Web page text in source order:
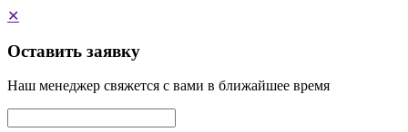
✕
Оставить заявку
Наш менеджер свяжется с вами в ближайшее время